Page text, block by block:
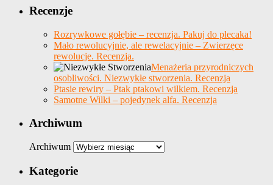
Recenzje
Rozrywkowe gołębie – recenzja. Pakuj do plecaka!
Mało rewolucyjnie, ale rewelacyjnie – Zwierzęce
rewolucje. Recenzja.
Menażeria przyrodniczych
osobliwości. Niezwykłe stworzenia. Recenzja
Ptasie rewiry – Ptak ptakowi wilkiem. Recenzja
Samotne Wilki – pojedynek alfa. Recenzja
Archiwum
Archiwum
Kategorie